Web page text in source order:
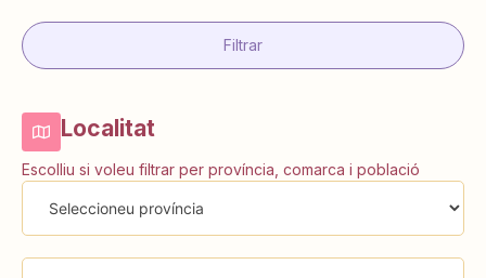
Filtrar
Localitat
Escolliu si voleu filtrar per província, comarca i població